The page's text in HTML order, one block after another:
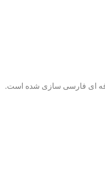
ای فارسی سازی شده است.